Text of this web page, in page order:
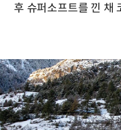
후 슈퍼소프트를 낀 채